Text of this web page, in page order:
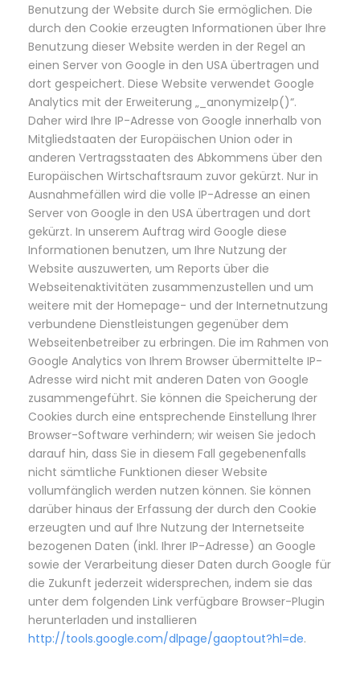
Benutzung der Website durch Sie ermöglichen. Die
durch den Cookie erzeugten Informationen über Ihre
Benutzung dieser Website werden in der Regel an
einen Server von Google in den USA übertragen und
dort gespeichert. Diese Website verwendet Google
Analytics mit der Erweiterung „_anonymizeIp()“.
Daher wird Ihre IP-Adresse von Google innerhalb von
Mitgliedstaaten der Europäischen Union oder in
anderen Vertragsstaaten des Abkommens über den
Europäischen Wirtschaftsraum zuvor gekürzt. Nur in
Ausnahmefällen wird die volle IP-Adresse an einen
Server von Google in den USA übertragen und dort
gekürzt. In unserem Auftrag wird Google diese
Informationen benutzen, um Ihre Nutzung der
Website auszuwerten, um Reports über die
Webseitenaktivitäten zusammenzustellen und um
weitere mit der Homepage- und der Internetnutzung
verbundene Dienstleistungen gegenüber dem
Webseitenbetreiber zu erbringen. Die im Rahmen von
Google Analytics von Ihrem Browser übermittelte IP-
Adresse wird nicht mit anderen Daten von Google
zusammengeführt. Sie können die Speicherung der
Cookies durch eine entsprechende Einstellung Ihrer
Browser-Software verhindern; wir weisen Sie jedoch
darauf hin, dass Sie in diesem Fall gegebenenfalls
nicht sämtliche Funktionen dieser Website
vollumfänglich werden nutzen können. Sie können
darüber hinaus der Erfassung der durch den Cookie
erzeugten und auf Ihre Nutzung der Internetseite
bezogenen Daten (inkl. Ihrer IP-Adresse) an Google
sowie der Verarbeitung dieser Daten durch Google für
die Zukunft jederzeit widersprechen, indem sie das
unter dem folgenden Link verfügbare Browser-Plugin
herunterladen und installieren
http://tools.google.com/dlpage/gaoptout?hl=de.